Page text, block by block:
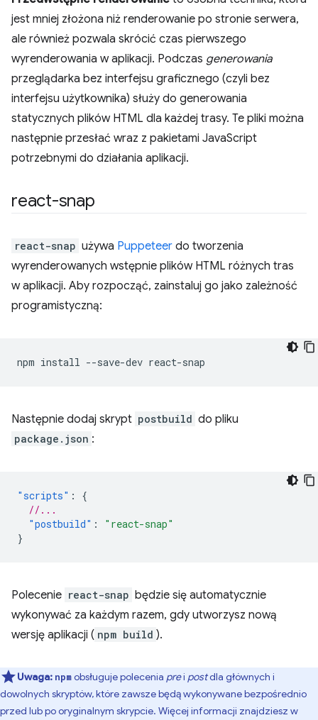
jest mniej złożona niż renderowanie po stronie serwera,
ale również pozwala skrócić czas pierwszego
wyrenderowania w aplikacji. Podczas generowania
przeglądarka bez interfejsu graficznego (czyli bez
interfejsu użytkownika) służy do generowania
statycznych plików HTML dla każdej trasy. Te pliki można
następnie przesłać wraz z pakietami JavaScript
potrzebnymi do działania aplikacji.
react-snap
react-snap używa Puppeteer do tworzenia
wyrenderowanych wstępnie plików HTML różnych tras
w aplikacji. Aby rozpocząć, zainstaluj go jako zależność
programistyczną:
npm install --save-dev
Następnie dodaj skrypt postbuild do pliku
package.json :
"scripts" :
{
//...
"postbuild" :
"react-snap"
}
Polecenie react-snap będzie się automatycznie
wykonywać za każdym razem, gdy utworzysz nową
wersję aplikacji ( npm build ).
Uwaga: npmobsługuje polecenia prei postdla głównych i
dowolnych skryptów, które zawsze będą wykonywane bezpośrednio
przed lub po oryginalnym skrypcie. Więcej informacji znajdziesz w